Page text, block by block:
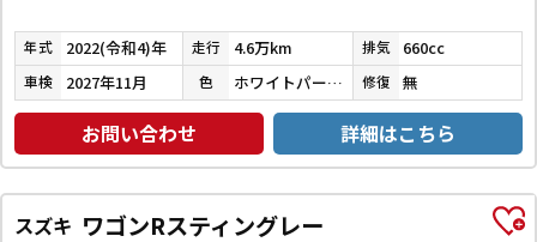
年式 2022(令和4)年 走行 4.6万km 排気 660cc
車検 2027年11月 色 ホワイトパール３コートパール 修復 無
お問い合わせ 詳細はこちら
スズキ ワゴンRスティングレー